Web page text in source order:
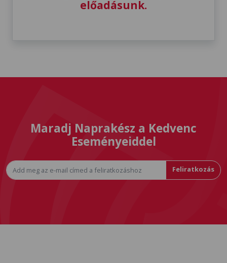
előadásunk.
Maradj Naprakész a Kedvenc
Eseményeiddel
Feliratkozás